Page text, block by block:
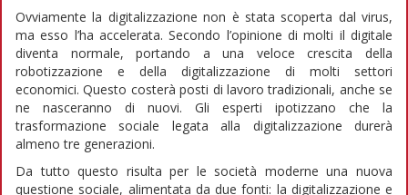
Ovviamente la digitalizzazione non è stata scoperta dal virus,
ma esso l’ha accelerata. Secondo l’opinione di molti il digitale
diventa normale, portando a una veloce crescita della
robotizzazione e della digitalizzazione di molti settori
economici. Questo costerà posti di lavoro tradizionali, anche se
ne nasceranno di nuovi. Gli esperti ipotizzano che la
trasformazione sociale legata alla digitalizzazione durerà
almeno tre generazioni.
Da tutto questo risulta per le società moderne una nuova
questione sociale, alimentata da due fonti: la digitalizzazione e